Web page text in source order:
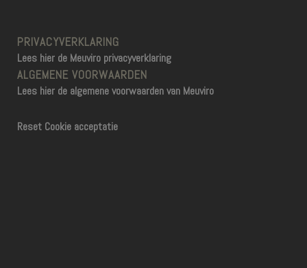
PRIVACYVERKLARING
Lees hier de Meuviro privacyverklaring
ALGEMENE VOORWAARDEN
Lees hier de algemene voorwaarden van Meuviro
Reset Cookie acceptatie